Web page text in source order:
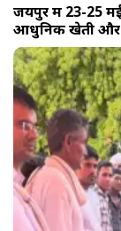
जयपुर में 23-25
आधुनिक खेती और